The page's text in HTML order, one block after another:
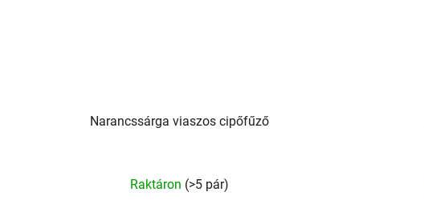
Narancssárga viaszos cipőfűző
Raktáron (>5 pár)